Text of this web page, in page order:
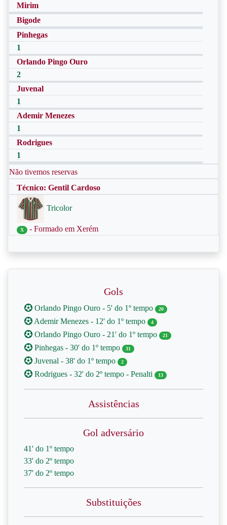
Mirim
Bigode
Pinhegas
1
Orlando Pingo Ouro
2
Juvenal
1
Ademir Menezes
1
Rodrigues
1
Não tivemos reservas
Técnico: Gentil Cardoso
Tricolor
X - Formado em Xerém
Gols
Orlando Pingo Ouro - 5' do 1º tempo 20
Ademir Menezes - 12' do 1º tempo 4
Orlando Pingo Ouro - 21' do 1º tempo 21
Pinhegas - 30' do 1º tempo 31
Juvenal - 38' do 1º tempo 2
Rodrigues - 32' do 2º tempo - Penalti 13
Assistências
Gol adversário
41' do 1º tempo
33' do 2º tempo
37' do 2º tempo
Substituições